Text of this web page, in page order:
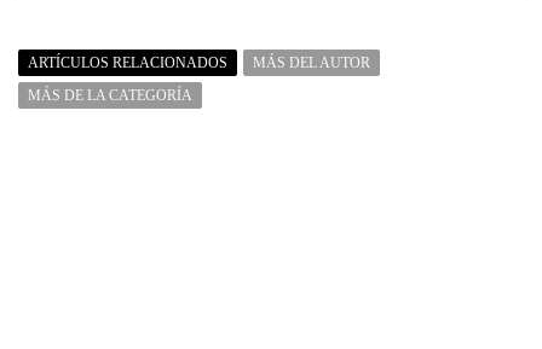
ARTÍCULOS RELACIONADOS
MÁS DEL AUTOR
MÁS DE LA CATEGORÍA